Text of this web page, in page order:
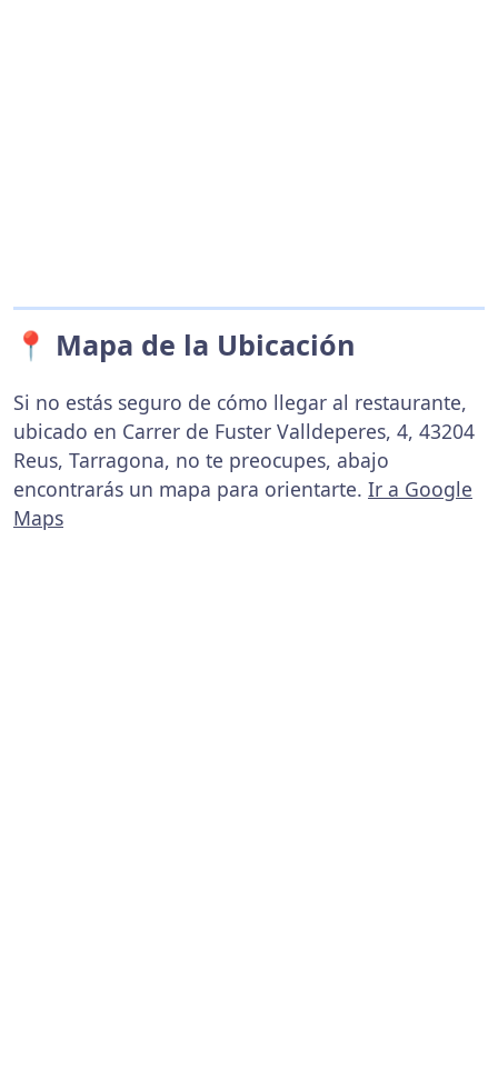
📍 Mapa de la Ubicación
Si no estás seguro de cómo llegar al restaurante,
ubicado en Carrer de Fuster Valldeperes, 4, 43204
Reus, Tarragona, no te preocupes, abajo
encontrarás un mapa para orientarte. Ir a Google
Maps